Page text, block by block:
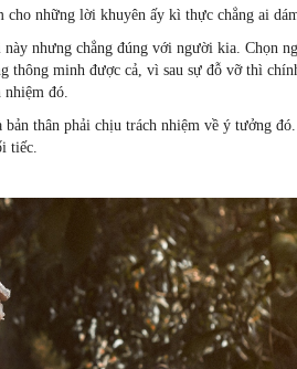
những lời khuyên ấy kì thực chẳng ai
nhưng chẳng đúng với người kia. Chọn
thông minh được cả, vì sau sự đỗ vỡ thì
nhiệm đó.
thân phải chịu trách nhiệm về ý tưởng
tiếc.